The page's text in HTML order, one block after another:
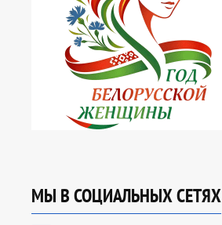
МЫ В СОЦИАЛЬНЫХ СЕТЯХ